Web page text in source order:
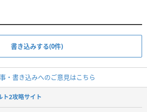
書き込みする(0件)
・書き込みへのご意見はこちら
ト2攻略サイト